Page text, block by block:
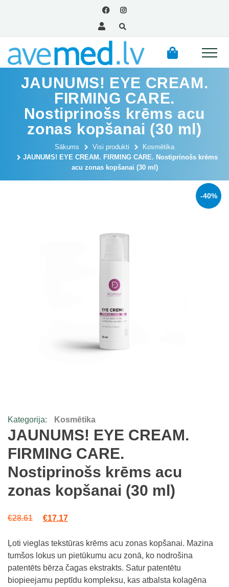
JAUNUMS! EYE CREAM.
FIRMING CARE.
Nostiprinošs krēms acu
zonas kopšanai (30 ml)
Sākums Visi produkti
Kosmētika
JAUNUMS! EYE CREAM. FIRMING CARE. Nostiprinošs krēms
acu zonas kopšanai (30 ml)
-40%
Kategorija: Kosmētika
JAUNUMS! EYE CREAM.
FIRMING CARE.
Nostiprinošs krēms acu
zonas kopšanai (30 ml)
€28.61 Original price was: €28.61.
€17.17Current price is: €17.17.
Ļoti vieglas tekstūras krēms acu zonas kopšanai. Mazina
tumšos lokus un pietūkumu acu zonā, ko nodrošina
patentēts bērza čagas ekstrakts. Satur patentētu
biopieejamu peptīdu kompleksu, kas atbalsta kolagēna